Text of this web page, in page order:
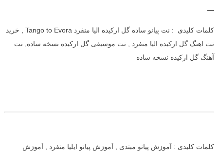
—
کلمات کلیدی : نت پیانو ساده گل ارکیده الیا منفرد Tango to Evora , خرید
نت اهنگ گل ارکیده الیا منفرد , نت موسیقی گل ارکیده نسخه ساده, نت
آهنگ گل ارکیده نسخه ساده
کلمات کلیدی : آموزش پیانو مبتدی , آموزش پیانو ایلیا منفرد , آموزش